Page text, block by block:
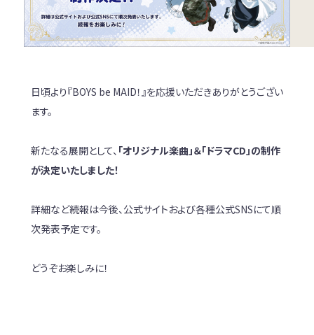
日頃より『BOYS be MAID！』を応援いただきありがとうござい
ます。
新たなる展開として、 「オリジナル楽曲」＆「ドラマCD」の制作
が決定いたしました！
詳細など続報は今後、公式サイトおよび各種公式SNSにて順
次発表予定です。
どうぞお楽しみに！